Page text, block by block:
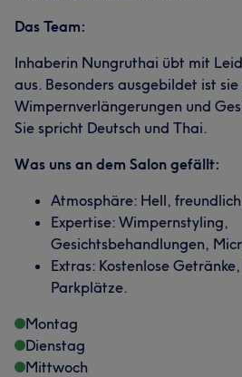
Das Team:
Inhaberin Nungruthai übt mit
aus. Besonders ausgebildet ist
Wimpernverlängerungen und
Sie spricht Deutsch und Thai.
Was uns an dem Salon gefällt:
Atmosphäre: Hell,
Expertise: Wimpernstyling,
Gesichtsbehandlungen,
Extras: Kostenlose
Parkplätze.
Montag
Dienstag
Mittwoch